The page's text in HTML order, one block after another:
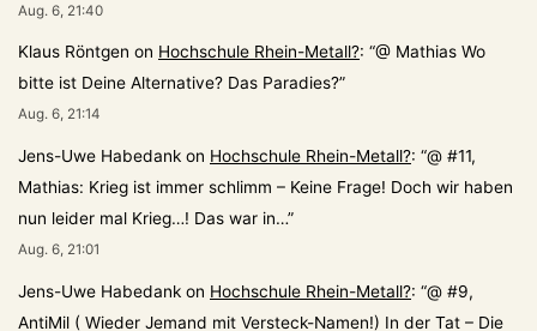
Aug. 6, 21:40
Klaus Röntgen on Hochschule Rhein-Metall?: “@ Mathias Wo
bitte ist Deine Alternative? Das Paradies?”
Aug. 6, 21:14
Jens-Uwe Habedank on Hochschule Rhein-Metall?: “@ #11,
Mathias: Krieg ist immer schlimm – Keine Frage! Doch wir haben
nun leider mal Krieg…! Das war in…”
Aug. 6, 21:01
Jens-Uwe Habedank on Hochschule Rhein-Metall?: “@ #9,
AntiMil ( Wieder Jemand mit Versteck-Namen!) In der Tat – Die